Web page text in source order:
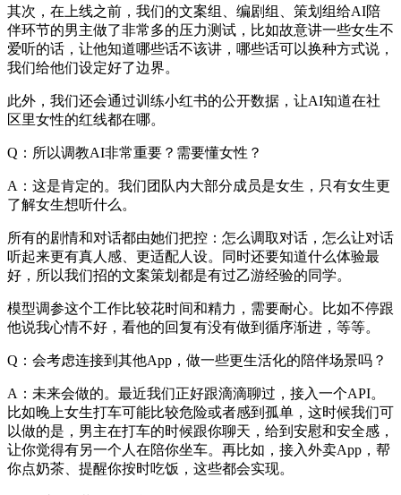
其次，在上线之前，我们的文案组、编剧组、策划组给AI陪
伴环节的男主做了非常多的压力测试，比如故意讲一些女生不
爱听的话，让他知道哪些话不该讲，哪些话可以换种方式说，
我们给他们设定好了边界。
此外，我们还会通过训练小红书的公开数据，让AI知道在社
区里女性的红线都在哪。
Q：所以调教AI非常重要？需要懂女性？
A：这是肯定的。我们团队内大部分成员是女生，只有女生更
了解女生想听什么。
所有的剧情和对话都由她们把控：怎么调取对话，怎么让对话
听起来更有真人感、更适配人设。同时还要知道什么体验最
好，所以我们招的文案策划都是有过乙游经验的同学。
模型调参这个工作比较花时间和精力，需要耐心。比如不停跟
他说我心情不好，看他的回复有没有做到循序渐进，等等。
Q：会考虑连接到其他App，做一些更生活化的陪伴场景吗？
A：未来会做的。最近我们正好跟滴滴聊过，接入一个API。
比如晚上女生打车可能比较危险或者感到孤单，这时候我们可
以做的是，男主在打车的时候跟你聊天，给到安慰和安全感，
让你觉得有另一个人在陪你坐车。再比如，接入外卖App，帮
你点奶茶、提醒你按时吃饭，这些都会实现。